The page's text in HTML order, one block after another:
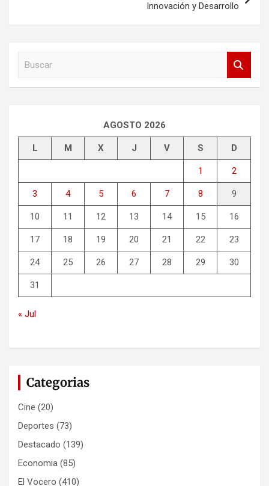
Innovación y Desarrollo
AGOSTO 2026
L M X J V S D
1 2
3 4 5 6 7 8 9
10 11 12 13 14 15 16
17 18 19 20 21 22 23
24 25 26 27 28 29 30
31
« Jul
Categorias
Cine (20)
Deportes (73)
Destacado (139)
Economia (85)
El Vocero (410)